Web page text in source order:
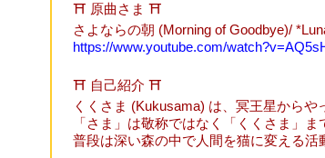
⛩ 原曲さま ⛩
さよならの朝 (Morning of Goodbye)/
https://www.youtube.com/
⛩ 自己紹介 ⛩
くくさま (Kukusama) は、冥王星からや
「さま」は敬称ではなく「くくさま」ま
普段は深い森の中で人間を猫に変える活